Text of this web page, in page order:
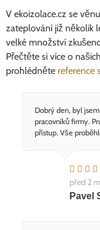
V ekoizolace.cz se
zateplování již několik
velké množství
Přečtěte si více o
prohlédněte reference
Dobrý den, byl
pracovníků firmy.
přístup. Vše
před 2
Pavel